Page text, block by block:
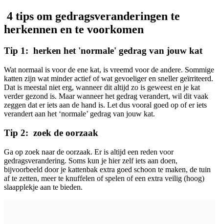
4 tips om gedragsveranderingen te
herkennen en te voorkomen
Tip 1: herken het 'normale' gedrag van jouw kat
Wat normaal is voor de ene kat, is vreemd voor de andere. Sommige
katten zijn wat minder actief of wat gevoeliger en sneller geïrriteerd.
Dat is meestal niet erg, wanneer dit altijd zo is geweest en je kat
verder gezond is. Maar wanneer het gedrag verandert, wil dit vaak
zeggen dat er iets aan de hand is. Let dus vooral goed op of er iets
verandert aan het ‘normale’ gedrag van jouw kat.
Tip 2: zoek de oorzaak
Ga op zoek naar de oorzaak. Er is altijd een reden voor
gedragsverandering. Soms kun je hier zelf iets aan doen,
bijvoorbeeld door je kattenbak extra goed schoon te maken, de tuin
af te zetten, meer te knuffelen of spelen of een extra veilig (hoog)
slaapplekje aan te bieden.